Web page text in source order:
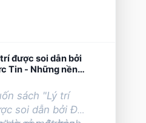
được soi dẫn bởi
Tin - Những nền
giáo
sách "Lý trí
soi dẫn bởi Đức